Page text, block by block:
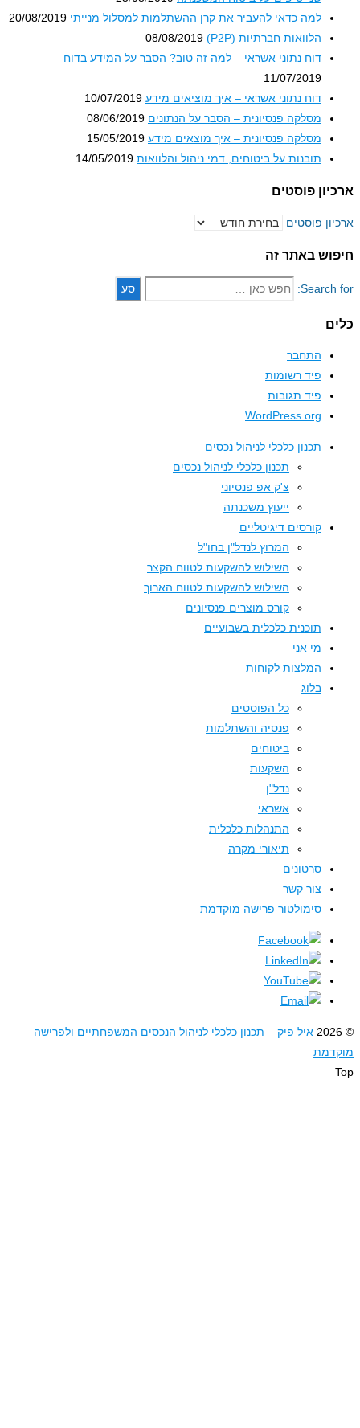
למה כדאי להעביר את קרן ההשתלמות למסלול מנייתי 20/08/2019
הלוואות חברתיות (P2P)
08/08/2019
דוח נתוני אשראי – למה זה טוב? הסבר על המידע בדוח
11/07/2019
דוח נתוני אשראי – איך מוציאים מידע 10/07/2019
מסלקה פנסיונית – הסבר על הנתונים 08/06/2019
מסלקה פנסיונית – איך מוצאים מידע 15/05/2019
תובנות על ביטוחים, דמי ניהול והלוואות 14/05/2019
פוסטים
פוסטים
באתר זה
התחבר
פיד רשומות
פיד תגובות
WordPress.org
תכנון כלכלי לניהול נכסים
תכנון כלכלי לניהול נכסים
צ'ק אפ פנסיוני
ייעוץ משכנתה
קורסים דיגיטליים
המרוץ לנדל"ן בחו"ל
השילוש להשקעות לטווח הקצר
השילוש להשקעות לטווח הארוך
קורס מוצרים פנסיונים
תוכנית כלכלית בשבועיים
מי אני
המלצות לקוחות
בלוג
כל הפוסטים
פנסיה והשתלמות
ביטוחים
השקעות
נדל"ן
אשראי
התנהלות כלכלית
תיאורי מקרה
סרטונים
צור קשר
סימולטור פרישה מוקדמת
איל פיק – תכנון כלכלי לניהול הנכסים המשפחתיים ולפרישה